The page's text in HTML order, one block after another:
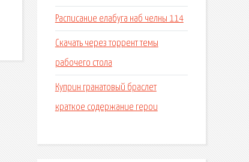
Расписание елабуга наб челны 114
Скачать через торрент темы
рабочего стола
Куприн гранатовый браслет
краткое содержание герои